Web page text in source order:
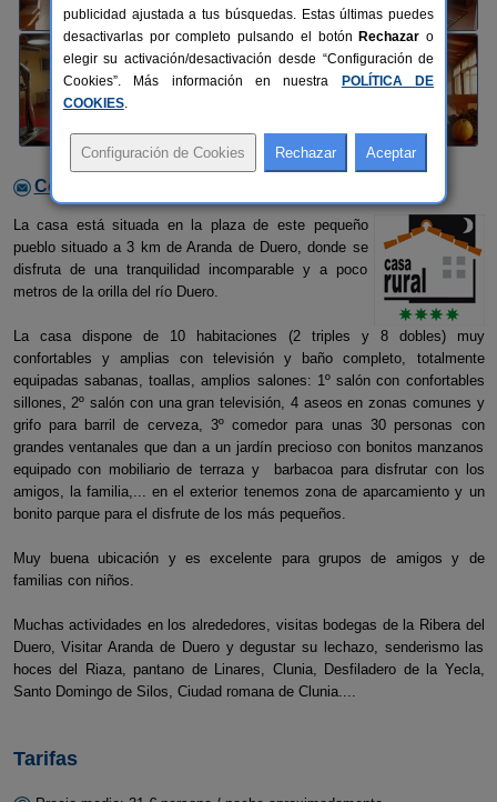
Contactar con el alojamiento
La casa está situada en la plaza de este pequeño
pueblo situado a 3 km de Aranda de Duero, donde se
disfruta de una tranquilidad incomparable y a poco
metros de la orilla del río Duero.
La casa dispone de 10 habitaciones (2 triples y 8 dobles) muy
confortables y amplias con televisión y baño completo, totalmente
equipadas sabanas, toallas, amplios salones: 1º salón con confortables
sillones, 2º salón con una gran televisión, 4 aseos en zonas comunes y
grifo para barril de cerveza, 3º comedor para unas 30 personas con
grandes ventanales que dan a un jardín precioso con bonitos manzanos
equipado con mobiliario de terraza y barbacoa para disfrutar con los
amigos, la familia,... en el exterior tenemos zona de aparcamiento y un
bonito parque para el disfrute de los más pequeños.
Muy buena ubicación y es excelente para grupos de amigos y de
familias con niños.
Muchas actividades en los alrededores, visitas bodegas de la Ribera del
Duero, Visitar Aranda de Duero y degustar su lechazo, senderismo las
hoces del Riaza, pantano de Linares, Clunia, Desfiladero de la Yecla,
Santo Domingo de Silos, Ciudad romana de Clunia....
Tarifas
publicidad ajustada a tus búsquedas. Estas últimas puedes
desactivarlas por completo pulsando el botón Rechazar o
elegir su activación/desactivación desde “Configuración de
Cookies”. Más información en nuestra
POLÍTICA DE
COOKIES.